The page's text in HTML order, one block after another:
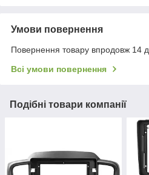
Умови повернення
Повернення товару впродовж 14
Всі умови повернення
Подібні товари компанії